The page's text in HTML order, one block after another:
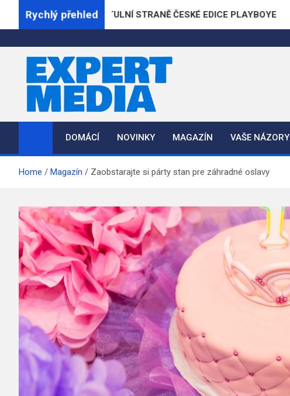
Rychlý přehled
POPRVÉ NA TITULNÍ STRANĚ ČESKÉ EDICE PLAYBOYE
ExpertMedia.cz
Magazín informací
DOMÁCÍ
NOVINKY MAGAZÍN VAŠE NÁZORY
Home Magazín Zaobstarajte si párty stan pre záhradné oslavy